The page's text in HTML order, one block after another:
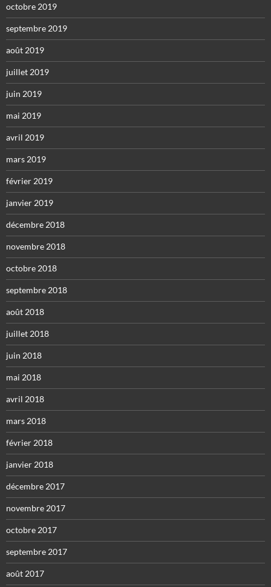
octobre 2019
septembre 2019
août 2019
juillet 2019
juin 2019
mai 2019
avril 2019
mars 2019
février 2019
janvier 2019
décembre 2018
novembre 2018
octobre 2018
septembre 2018
août 2018
juillet 2018
juin 2018
mai 2018
avril 2018
mars 2018
février 2018
janvier 2018
décembre 2017
novembre 2017
octobre 2017
septembre 2017
août 2017